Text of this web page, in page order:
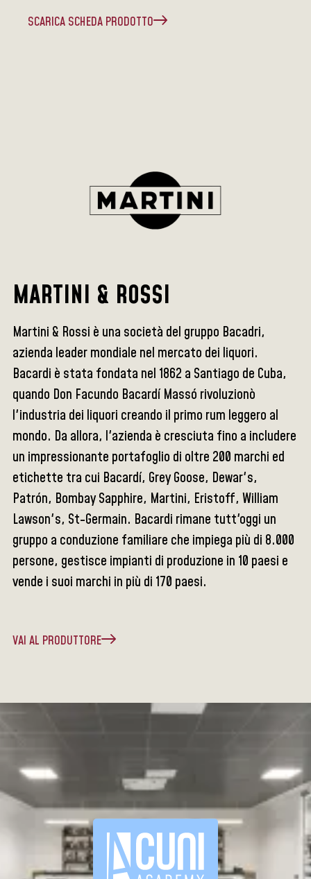
SCARICA SCHEDA PRODOTTO
MARTINI & ROSSI
Martini & Rossi è una società del gruppo Bacadri,
azienda leader mondiale nel mercato dei liquori.
Bacardi è stata fondata nel 1862 a Santiago de Cuba,
quando Don Facundo Bacardí Massó rivoluzionò
l'industria dei liquori creando il primo rum leggero al
mondo. Da allora, l'azienda è cresciuta fino a includere
un impressionante portafoglio di oltre 200 marchi ed
etichette tra cui Bacardí, Grey Goose, Dewar's,
Patrón, Bombay Sapphire, Martini, Eristoff, William
Lawson's, St-Germain. Bacardi rimane tutt'oggi un
gruppo a conduzione familiare che impiega più di 8.000
persone, gestisce impianti di produzione in 10 paesi e
vende i suoi marchi in più di 170 paesi.
VAI AL PRODUTTORE